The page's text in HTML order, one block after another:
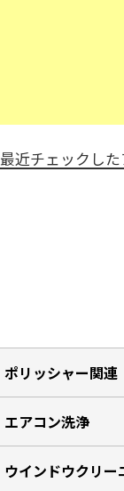
最近チェックした
ポリッシャー関連
エアコン洗浄
ウインドウクリー